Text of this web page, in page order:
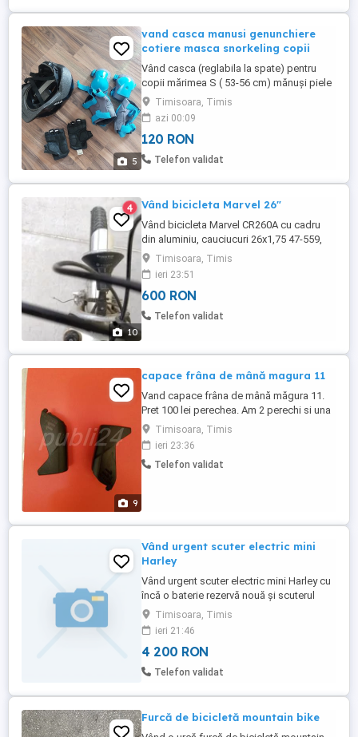
5
vand casca manusi genunchiere
cotiere masca snorkeling copii
Vând casca (reglabila la spate) pentru
copii mărimea S ( 53-56 cm) mănuși piele
mărimea S ( 21 cm ) genunchiere și
cotiere în stare buna Bonus : masca
snorkeling Nu trimit în tara.Predare
personala
Timisoara, Timis
azi 00:09
120 RON
Telefon validat
10
4 Vând bicicleta Marvel 26"
Vând bicicleta Marvel CR260A cu cadru
din aluminiu, cauciucuri 26x1,75 47-559,
schimbător in butuc Shimano cu 7 viteze,
dinam in butuc, suspensii fata Zoom
Quest 140. Se poate vedea și proba in
Timișoara,Preț 600RON
Timisoara, Timis
ieri 23:51
600 RON
Telefon validat
9
capace frâna de mână magura 11
Vand capace frâna de mână măgura 11.
Pret 100 lei perechea. Am 2 perechi si una
separat.
Timisoara, Timis
ieri 23:36
Telefon validat
Vând urgent scuter electric mini
Harley
Vând urgent scuter electric mini Harley cu
încă o baterie rezervă nouă și scuterul
este nou nouț se află în cutie nu este
folosit cum l-am cumpărat așa este nou,
prețul este de 4200 de lei puțin negociabil
cu tot cu bateria de rezervă este prețul. +
O cască bonus.
Timisoara, Timis
ieri 21:46
4 200 RON
Telefon validat
Furcă de bicicletă mountain bike